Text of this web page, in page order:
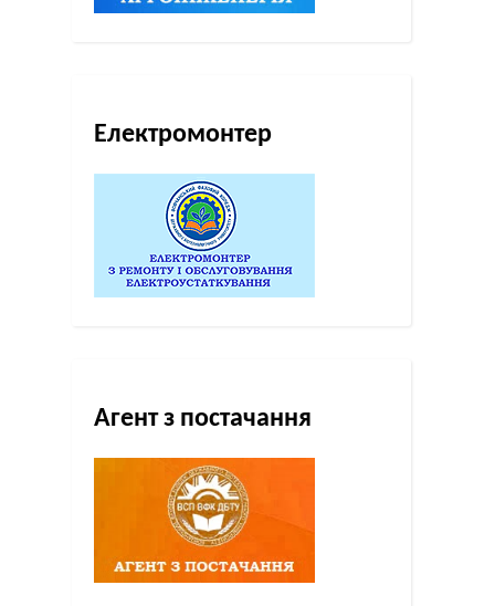
Електромонтер
Агент з постачання